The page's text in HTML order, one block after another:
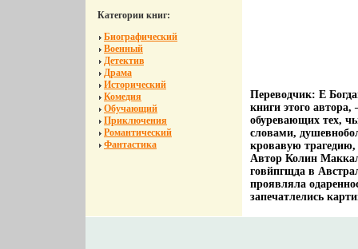
Категории книг:
Биографический
Военный
Детектив
Драма
Исторический
Комедия
Обучающий
Приключения
Романтический
Фантастика
Переводчик: Е
книги этого
обуревающих тех,
словами,
кровавую
Автор Колин
говйпгщда в
проявляла
запечатлелись